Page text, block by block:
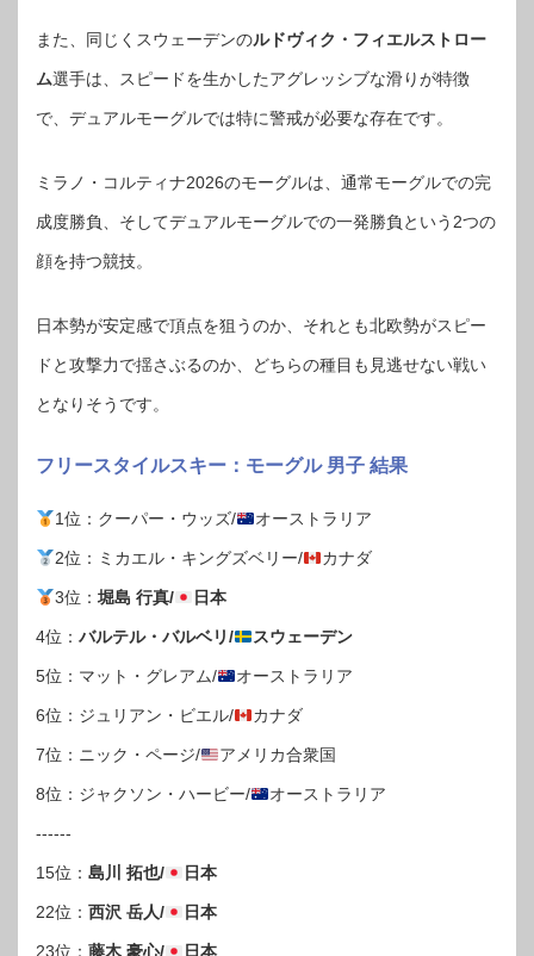
また、同じくスウェーデンのルドヴィク・フィエルストロー
ム選手は、スピードを生かしたアグレッシブな滑りが特徴
で、デュアルモーグルでは特に警戒が必要な存在です。
ミラノ・コルティナ2026のモーグルは、通常モーグルでの完
成度勝負、そしてデュアルモーグルでの一発勝負という2つの
顔を持つ競技。
日本勢が安定感で頂点を狙うのか、それとも北欧勢がスピー
ドと攻撃力で揺さぶるのか、どちらの種目も見逃せない戦い
となりそうです。
フリースタイルスキー：モーグル 男子 結果
1位：クーパー・ウッズ/ オーストラリア
2位：ミカエル・キングズベリー/ カナダ
3位： 堀島 行真/ 日本
4位： バルテル・バルベリ/ スウェーデン
5位：マット・グレアム/ オーストラリア
6位：ジュリアン・ビエル/ カナダ
7位：ニック・ページ/ アメリカ合衆国
8位：ジャクソン・ハービー/ オーストラリア
------
15位： 島川 拓也/ 日本
22位： 西沢 岳人/ 日本
23位： 藤木 豪心/ 日本